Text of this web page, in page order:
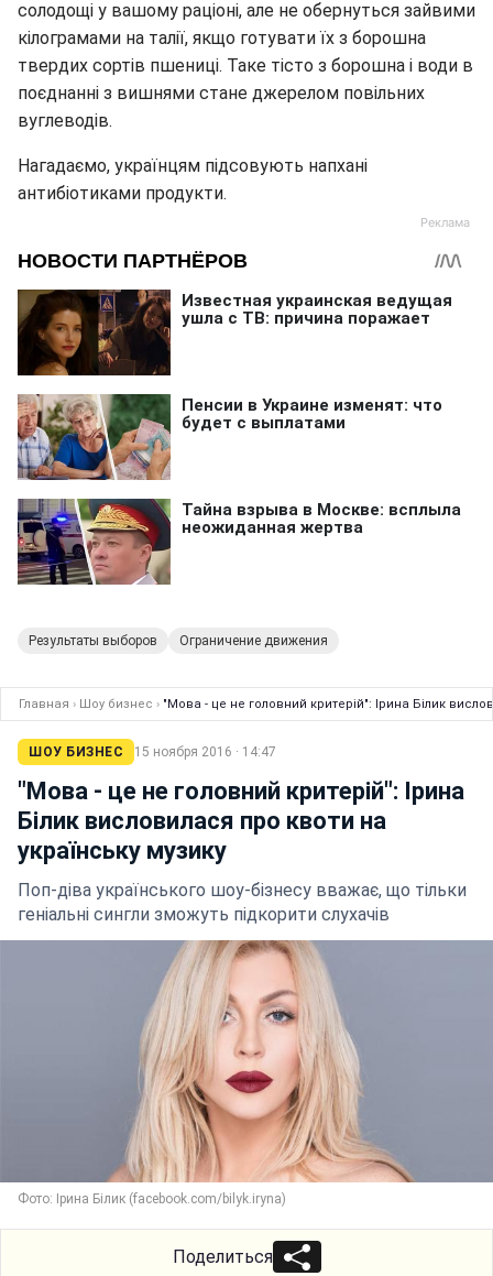
солодощі у вашому раціоні, але не обернуться зайвими
кілограмами на талії, якщо готувати їх з борошна
твердих сортів пшениці. Таке тісто з борошна і води в
поєднанні з вишнями стане джерелом повільних
вуглеводів.
Нагадаємо, українцям підсовують напхані
антибіотиками продукти.
Результаты выборов Ограничение движения
Главная › Шоу бизнес › "Мова - це не головний критерій": Ірина Білик
ШОУ БИЗНЕС 15 ноября 2016 · 14:47
"Мова - це не головний критерій": Ірина
Білик висловилася про квоти на
українську музику
Поп-діва українського шоу-бізнесу вважає, що тільки
геніальні сингли зможуть підкорити слухачів
Фото: Ірина Білик (facebook.com/bilyk.iryna)
Поделиться